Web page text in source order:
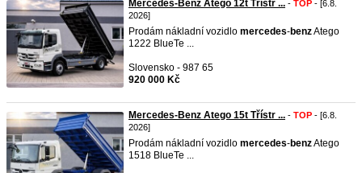
Mercedes-Benz Atego 12t Třístr ... - TOP - [6.8.
2026]
Prodám nákladní vozidlo mercedes-benzAtego
1222 BlueTe ...
Slovensko - 987 65
920 000 Kč
Mercedes-Benz Atego 15t Třístr ... - TOP - [6.8.
2026]
Prodám nákladní vozidlo mercedes-benzAtego
1518 BlueTe ...